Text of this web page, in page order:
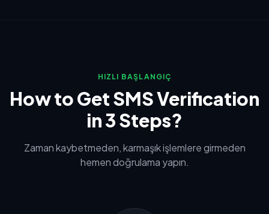
HIZLI BAŞLANGIÇ
How to Get SMS Verification
in 3 Steps?
Zaman kaybetmeden, karmaşık işlemlere girmeden
hemen doğrulama yapın.